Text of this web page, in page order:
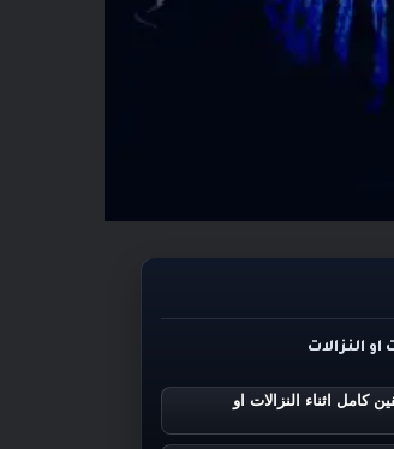
النزالات
كامل اثناء النزالات او